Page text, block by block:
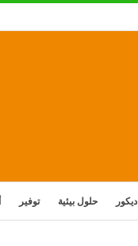
ديكور حلول بيئية توفير